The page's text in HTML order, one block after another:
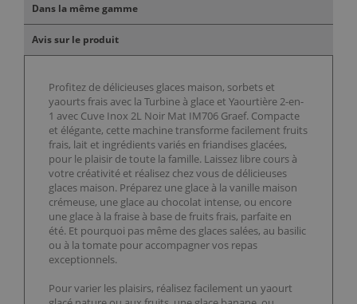
Dans la même gamme
Avis sur le produit
Profitez de délicieuses glaces maison, sorbets et
yaourts frais avec la Turbine à glace et Yaourtière 2-en-
1 avec Cuve Inox 2L Noir Mat IM706 Graef. Compacte
et élégante, cette machine transforme facilement fruits
frais, lait et ingrédients variés en friandises glacées,
pour le plaisir de toute la famille. Laissez libre cours à
votre créativité et réalisez chez vous de délicieuses
glaces maison. Préparez une glace à la vanille maison
crémeuse, une glace au chocolat intense, ou encore
une glace à la fraise à base de fruits frais, parfaite en
été. Et pourquoi pas même des glaces salées, au basilic
ou à la tomate pour accompagner vos repas
exceptionnels.
Pour varier les plaisirs, réalisez facilement un yaourt